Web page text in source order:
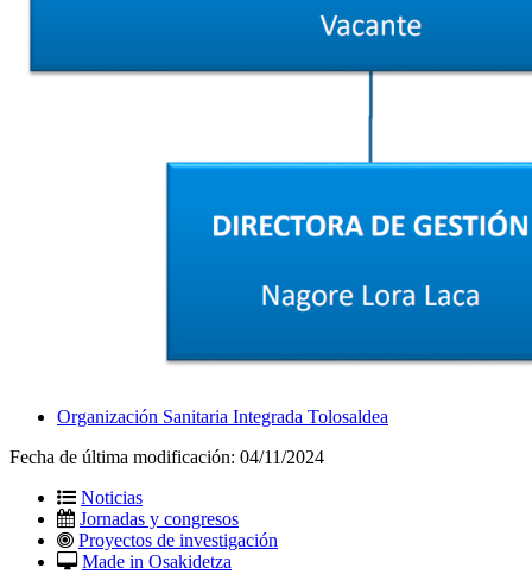
Organización Sanitaria Integrada Tolosaldea
Fecha de última modificación: 04/11/2024
Noticias
Jornadas y congresos
Proyectos de investigación
Made in Osakidetza